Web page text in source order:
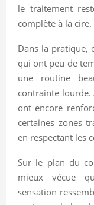
le traitement
complète à la cire.
Dans la pratique,
qui ont peu de
une routine
contrainte
ont encore
certaines zones
en respectant les
Sur le plan du
mieux vécue
sensation